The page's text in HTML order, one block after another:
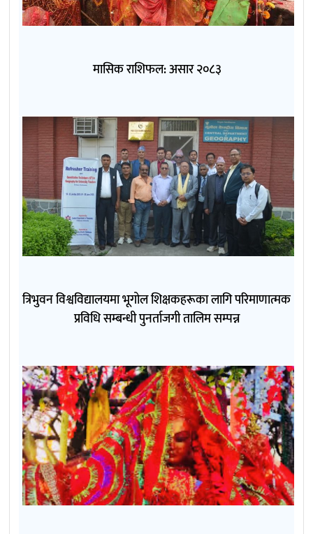
मासिक राशिफल: असार २०८३
त्रिभुवन विश्वविद्यालयमा भूगोल शिक्षकहरूका लागि परिमाणात्मक
प्रविधि सम्बन्धी पुनर्ताजगी तालिम सम्पन्न